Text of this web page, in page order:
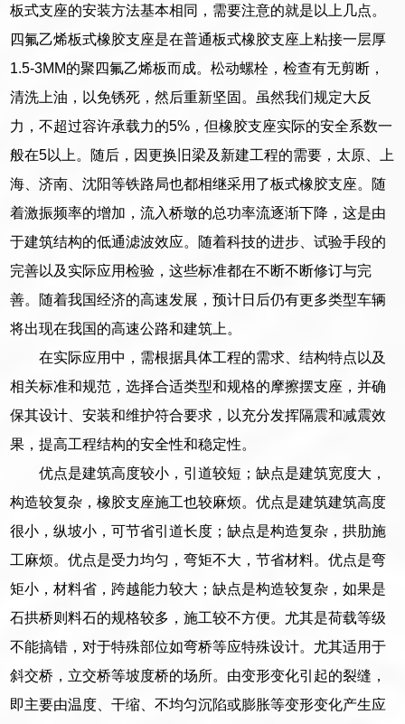
板式支座的安装方法基本相同，需要注意的就是以上几点。
四氟乙烯板式橡胶支座是在普通板式橡胶支座上粘接一层厚
1.5-3MM的聚四氟乙烯板而成。松动螺栓，检查有无剪断，
清洗上油，以免锈死，然后重新坚固。虽然我们规定大反
力，不超过容许承载力的5%，但橡胶支座实际的安全系数一
般在5以上。随后，因更换旧梁及新建工程的需要，太原、上
海、济南、沈阳等铁路局也都相继采用了板式橡胶支座。随
着激振频率的增加，流入桥墩的总功率流逐渐下降，这是由
于建筑结构的低通滤波效应。随着科技的进步、试验手段的
完善以及实际应用检验，这些标准都在不断不断修订与完
善。随着我国经济的高速发展，预计日后仍有更多类型车辆
将出现在我国的高速公路和建筑上。
在实际应用中，需根据具体工程的需求、结构特点以及
相关标准和规范，选择合适类型和规格的摩擦摆支座，并确
保其设计、安装和维护符合要求，以充分发挥隔震和减震效
果，提高工程结构的安全性和稳定性。
优点是建筑高度较小，引道较短；缺点是建筑宽度大，
构造较复杂，橡胶支座施工也较麻烦。优点是建筑建筑高度
很小，纵坡小，可节省引道长度；缺点是构造复杂，拱肋施
工麻烦。优点是受力均匀，弯矩不大，节省材料。优点是弯
矩小，材料省，跨越能力较大；缺点是构造较复杂，如果是
石拱桥则料石的规格较多，施工较不方便。尤其是荷载等级
不能搞错，对于特殊部位如弯桥等应特殊设计。尤其适用于
斜交桥，立交桥等坡度桥的场所。由变形变化引起的裂缝，
即主要由温度、干缩、不均匀沉陷或膨胀等变形变化产生应